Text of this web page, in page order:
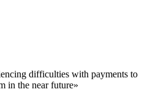
difficulties with payments to
in the near future»